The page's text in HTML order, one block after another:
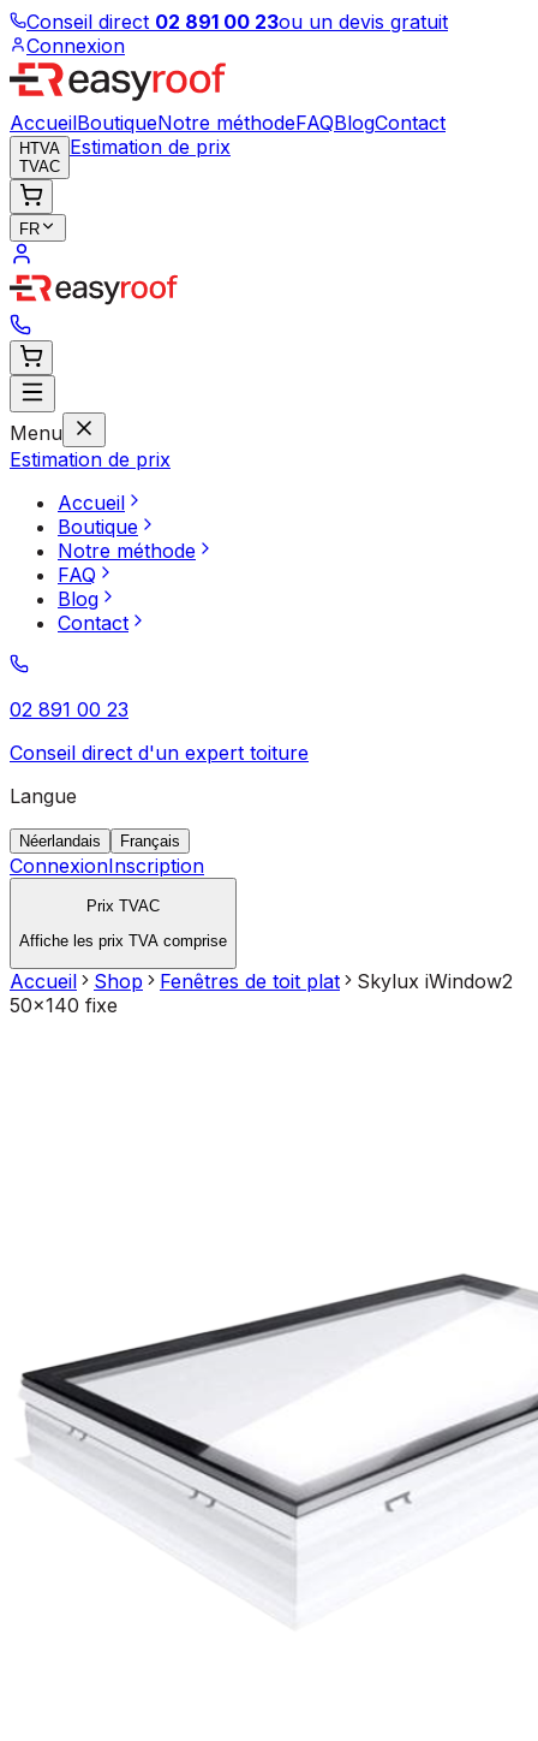
Conseil direct 02 891 00 23ou un devis gratuit
Connexion
AccueilBoutiqueNotre méthodeFAQBlogContact
HTVA
TVAC
Estimation de prix
FR
Menu
Estimation de prix
Accueil
Boutique
Notre méthode
FAQ
Blog
Contact
02 891 00 23
Conseil direct d'un expert toiture
Langue
Néerlandais Français
ConnexionInscription
Prix TVAC
Affiche les prix TVA comprise
Accueil Shop Fenêtres de toit plat
Skylux iWindow2
50x140 fixe